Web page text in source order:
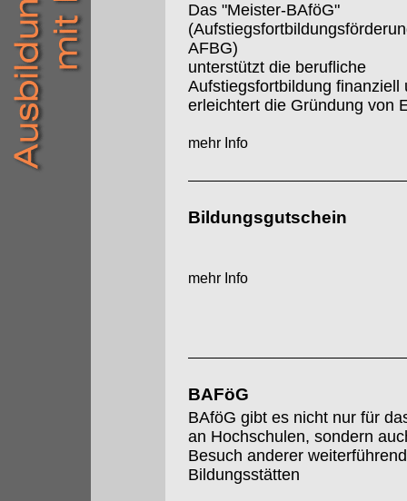
Das "Meister-BAföG"
AFBG)
unterstützt die berufliche
Aufstiegsfortbildung finanziell
erleichtert die Gründung von
mehr Info
Bildungsgutschein
mehr Info
BAFöG
BAföG gibt es nicht nur für
an Hochschulen, sondern
Besuch anderer
Bildungsstätten